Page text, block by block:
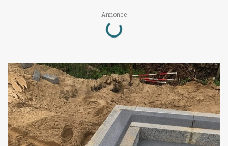
Annonce
Loading...